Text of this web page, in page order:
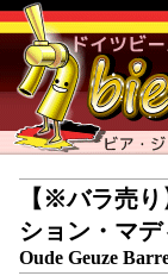
【※バラ売
ション・マ
Oude Geuze